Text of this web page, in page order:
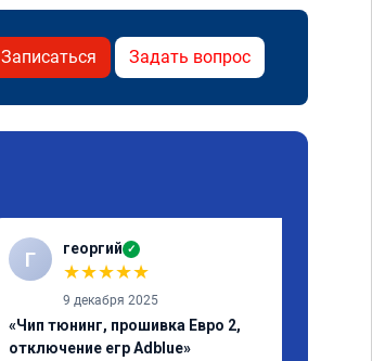
Записаться Задать вопрос
Г георгий ✓
★★★★★
9 декабря 2025
«Чип тюнинг, прошивка Евро 2,
отключение егр Adblue»